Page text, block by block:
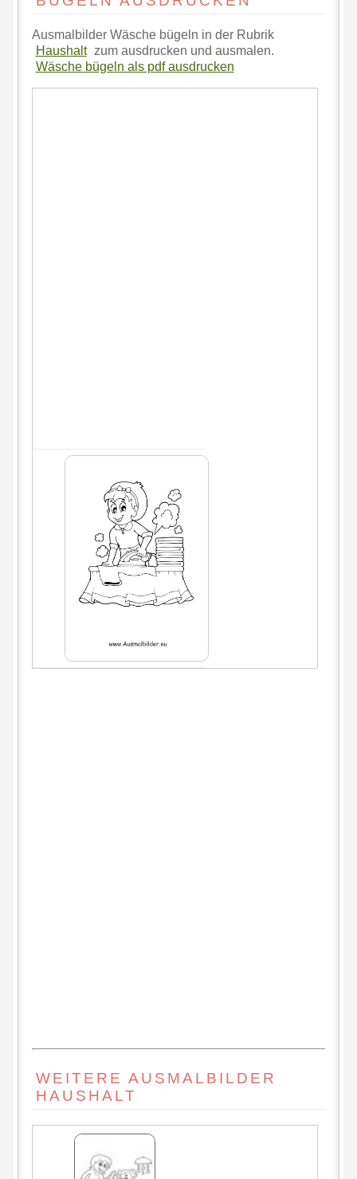
Ausmalbilder Wäsche bügeln in der Rubrik
Haushalt zum ausdrucken und ausmalen.
Wäsche bügeln als pdf ausdrucken
WEITERE AUSMALBILDER
HAUSHALT